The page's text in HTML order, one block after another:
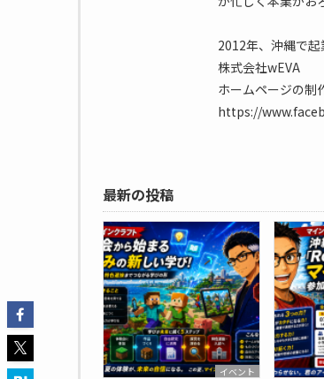
2012年、沖縄で起
株式会社wEVA
ホームページの制
https://
最新の投稿
イベント